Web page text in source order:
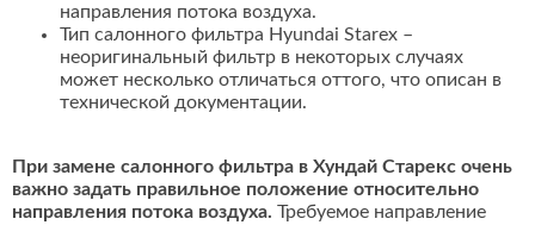
направления потока воздуха.
Тип салонного фильтра Hyundai Starex –
неоригинальный фильтр в некоторых случаях
может несколько отличаться оттого, что описан в
технической документации.
При замене салонного фильтра в Хундай Старекс очень
важно задать правильное положение относительно
направления потока воздуха. Требуемое направление